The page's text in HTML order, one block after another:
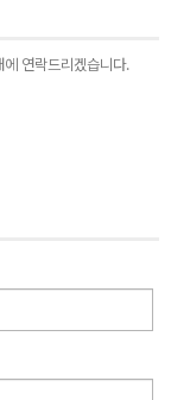
연락드리겠습니다.